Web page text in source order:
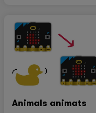
Animals animats